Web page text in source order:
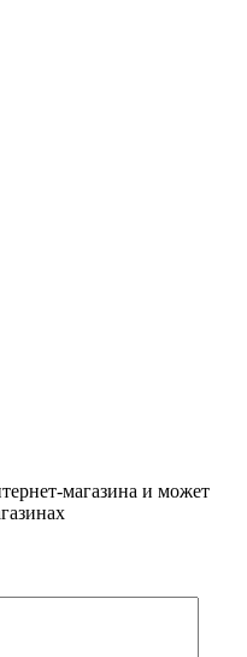
магазина и может